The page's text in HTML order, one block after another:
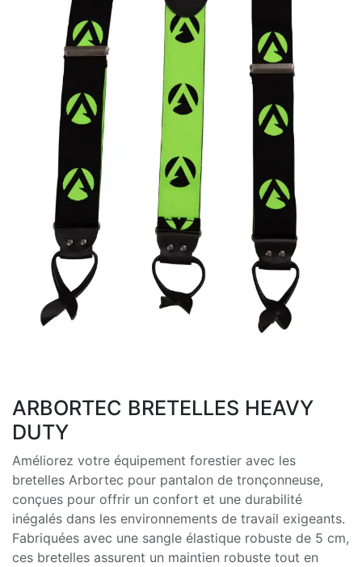
ARBORTEC BRETELLES HEAVY
DUTY
Améliorez votre équipement forestier avec les
bretelles Arbortec pour pantalon de tronçonneuse,
conçues pour offrir un confort et une durabilité
inégalés dans les environnements de travail exigeants.
Fabriquées avec une sangle élastique robuste de 5 cm,
ces bretelles assurent un maintien robuste tout en